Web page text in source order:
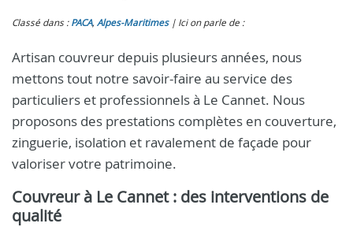
Classé dans : PACA, Alpes-Maritimes Ici on parle de :
Artisan couvreur depuis plusieurs années, nous
mettons tout notre savoir-faire au service des
particuliers et professionnels à Le Cannet. Nous
proposons des prestations complètes en couverture,
zinguerie, isolation et ravalement de façade pour
valoriser votre patrimoine.
Couvreur à Le Cannet : des interventions de
qualité